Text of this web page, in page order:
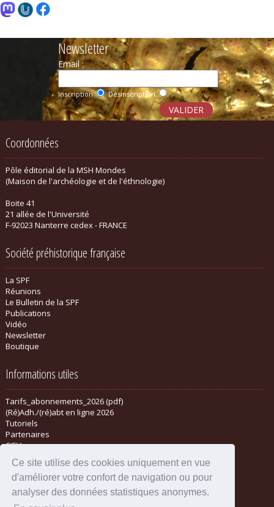
Ce site utilise des cookies uniquement en vue
d'améliorer votre confort de navigation ou pour
analyser des données statistiques anonymes.
Newsletter
Email :
Inscription Désinscription
Coordonnées
Pôle éditorial de la MSH Mondes
(Maison de l'archéologie et de l'éthnologie)
Boite 41
21 allée de l'Université
F-92023 Nanterre cedex - FRANCE
Société préhistorique française
La SPF
Réunions
Le Bulletin de la SPF
Publications
Vidéo
Newsletter
Boutique
Informations utiles
Tarifs_abonnements_2026 (pdf)
(Ré)Adh./(ré)abt en ligne 2026
Tutoriels
Partenaires
CGV